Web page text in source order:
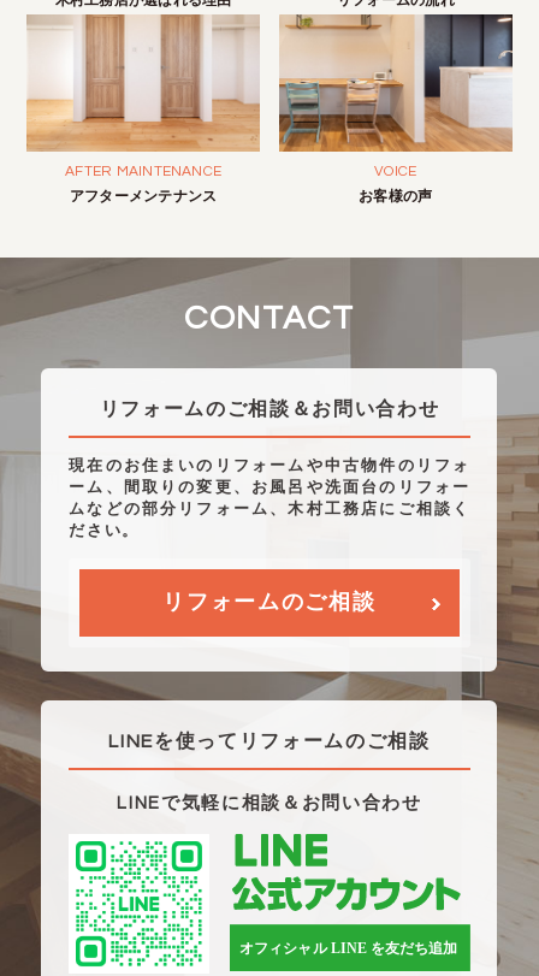
AFTER MAINTENANCE
アフターメンテナンス
VOICE
お客様の声
CONTACT
リフォームのご相談＆お問い合わせ
現在のお住まいのリフォームや中古物件のリフォ
ーム、間取りの変更、お風呂や洗面台のリフォー
ムなどの部分リフォーム、木村工務店にご相談く
ださい。
リフォームのご相談
LINEを使ってリフォームのご相談
LINEで気軽に相談＆お問い合わせ